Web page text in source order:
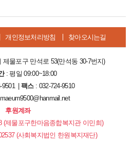
개인정보처리방침 찾아오시는길
물포구 만석로 53(만석동 30-7번지)
: 평일 09:00~18:00
9501 |팩스: 032-724-9510
후원계좌
(제물포구한마음종합복지관 이민희)
(사회복지법인 한원복지재단)